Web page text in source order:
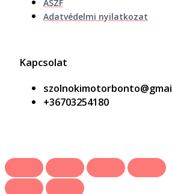
ÁSZF
Adatvédelmi nyilatkozat
Kapcsolat
+36703254180